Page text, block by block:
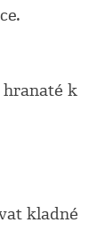
hranaté k
kladné